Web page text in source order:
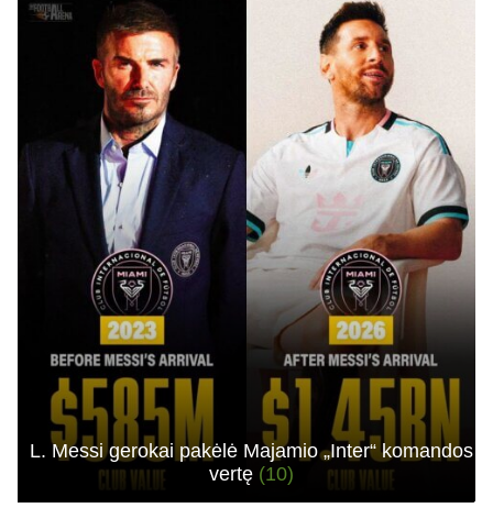
L. Messi gerokai pakėlė Majamio „Inter“ komandos
vertę (10)